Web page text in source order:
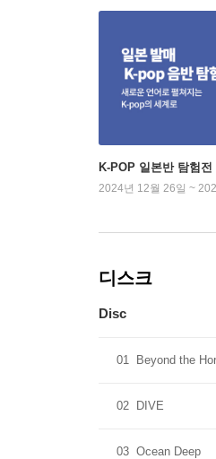
K-POP 일본반 탐험전
2024년 12월 26일 ~
디스크
Disc
01 Beyond the
02 DIVE
03 Ocean Deep